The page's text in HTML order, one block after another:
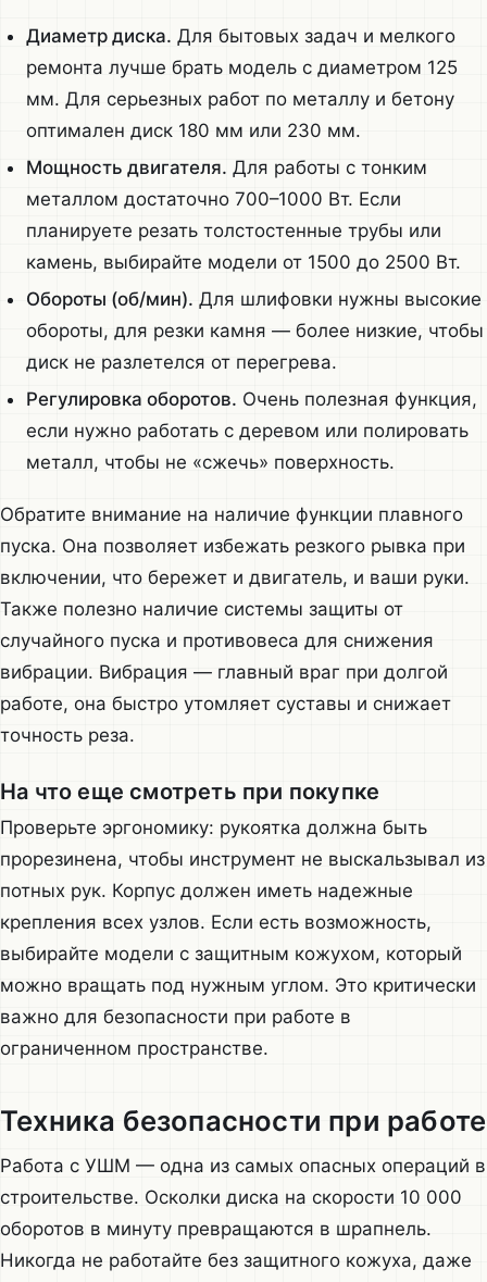
Диаметр диска. Для бытовых задач и мелкого
ремонта лучше брать модель с диаметром 125
мм. Для серьезных работ по металлу и бетону
оптимален диск 180 мм или 230 мм.
Мощность двигателя. Для работы с тонким
металлом достаточно 700–1000 Вт. Если
планируете резать толстостенные трубы или
камень, выбирайте модели от 1500 до 2500 Вт.
Обороты (об/мин). Для шлифовки нужны высокие
обороты, для резки камня — более низкие, чтобы
диск не разлетелся от перегрева.
Регулировка оборотов. Очень полезная функция,
если нужно работать с деревом или полировать
металл, чтобы не «сжечь» поверхность.
Обратите внимание на наличие функции плавного
пуска. Она позволяет избежать резкого рывка при
включении, что бережет и двигатель, и ваши руки.
Также полезно наличие системы защиты от
случайного пуска и противовеса для снижения
вибрации. Вибрация — главный враг при долгой
работе, она быстро утомляет суставы и снижает
точность реза.
На что еще смотреть при покупке
Проверьте эргономику: рукоятка должна быть
прорезинена, чтобы инструмент не выскальзывал из
потных рук. Корпус должен иметь надежные
крепления всех узлов. Если есть возможность,
выбирайте модели с защитным кожухом, который
можно вращать под нужным углом. Это критически
важно для безопасности при работе в
ограниченном пространстве.
Техника безопасности при работе
Работа с УШМ — одна из самых опасных операций в
строительстве. Осколки диска на скорости 10 000
оборотов в минуту превращаются в шрапнель.
Никогда не работайте без защитного кожуха, даже